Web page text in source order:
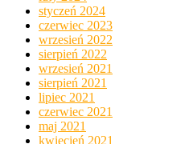
styczeń 2024
czerwiec 2023
wrzesień 2022
sierpień 2022
wrzesień 2021
sierpień 2021
lipiec 2021
czerwiec 2021
maj 2021
kwiecień 2021